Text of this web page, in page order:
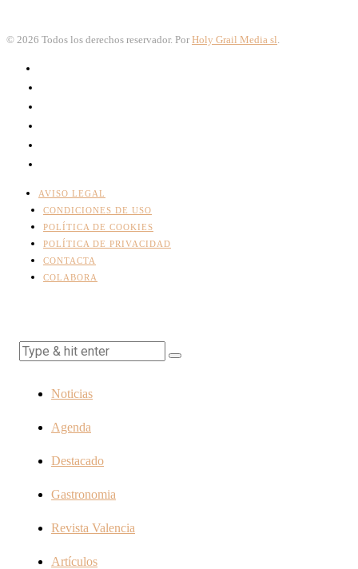
© 2026 Todos los derechos reservador. Por Holy Grail Media sl
AVISO LEGAL
CONDICIONES DE USO
POLÍTICA DE COOKIES
POLÍTICA DE PRIVACIDAD
CONTACTA
COLABORA
Noticias
Agenda
Destacado
Gastronomia
Revista Valencia
Artículos